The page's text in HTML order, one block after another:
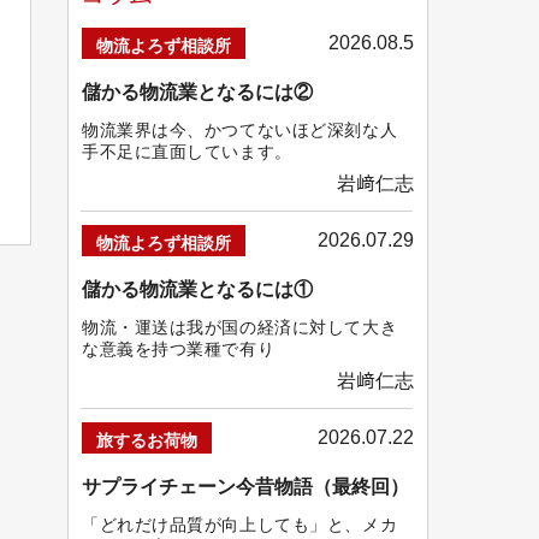
物流よろず相談所 2026.08.5
儲かる物流業となるには②
物流業界は今、かつてないほど深刻な人
手不足に直面しています。
岩﨑仁志
物流よろず相談所 2026.07.29
儲かる物流業となるには①
物流・運送は我が国の経済に対して大き
な意義を持つ業種で有り
岩﨑仁志
旅するお荷物 2026.07.22
サプライチェーン今昔物語（最終回）
「どれだけ品質が向上しても」と、メカ